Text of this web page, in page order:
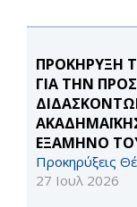
ΠΡΟΚΗΡΥΞΗ
ΓΙΑ ΤΗΝ
ΕΞΑΜΗΝΟ
Προκηρύξεις
27 Ιουλ 2026